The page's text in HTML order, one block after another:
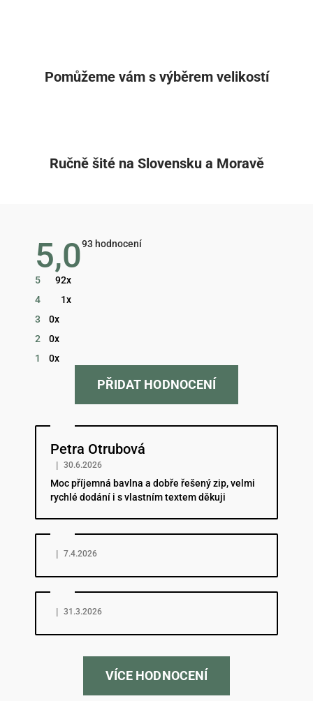
Pomůžeme vám s výběrem velikostí
Ručně šité na Slovensku a Moravě
5,0Průměrné
93 hodnocení
5
92x
4
1x
3
0x
2
0x
1
0x
PŘIDAT HODNOCENÍ
Petra Otrubová
Hodnocení obchodu je 5 z 5 hvězdiček.
| 30.6.2026
Moc příjemná bavlna a dobře řešený zip, velmi
rychlé dodání i s vlastním textem děkuji
Hodnocení obchodu je 5 z 5 hvězdiček.
| 7.4.2026
Hodnocení obchodu je 5 z 5 hvězdiček.
| 31.3.2026
VÍCE HODNOCENÍ